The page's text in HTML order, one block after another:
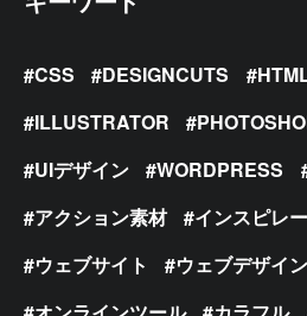
CSS DESIGNCUTS
ILLUSTRATOR
UIデザイン
WORDPRESS
アクション素材
インスピレ
ウェブサイト
ウェブデザイン